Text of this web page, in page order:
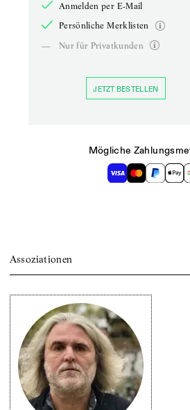
Anmelden per E-Mail
Persönliche Merklisten
—
Nur für Privatkunden
JETZT BESTELLEN
Mögliche
Assoziationen